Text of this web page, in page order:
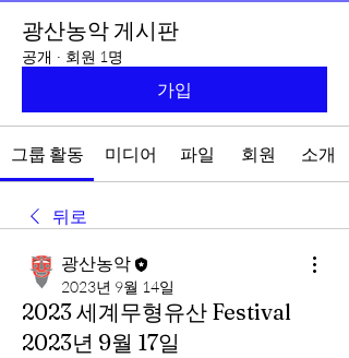
광산농악 게시판
공개 · 회원 1명
가입
그룹 활동 미디어 파일 회원 소개
뒤로
광산농악
2023년 9월 14일
2023 ​세계무형유산 Festival
2023년 9월 17일